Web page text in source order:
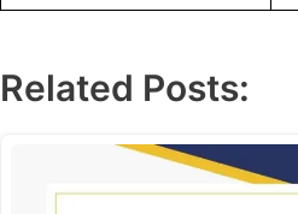
Related Posts: